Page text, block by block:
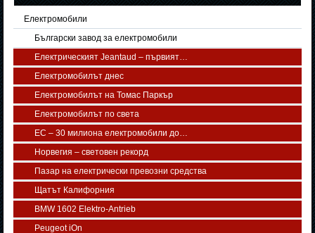
Електромобили
Български завод за електромобили
Електрическият Jeantaud – първият…
Електромобилът днес
Електромобилът на Томас Паркър
Електромобилът по света
ЕС – 30 милиона електромобили до…
Норвегия – световен рекорд
Пазар на електрически превозни средства
Щатът Калифорния
BMW 1602 Elektro-Antrieb
Peugeot iOn